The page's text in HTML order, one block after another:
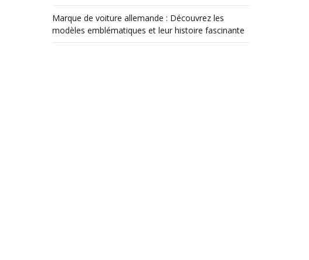
Marque de voiture allemande : Découvrez les
modèles emblématiques et leur histoire fascinante